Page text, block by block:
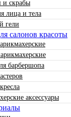
и скрабы
лица и тела
гели
салонов красоты
барбершопа
аксессуары